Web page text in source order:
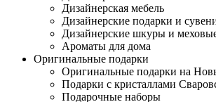
Дизайнерская мебель
Дизайнерские подарки и
Дизайнерские шкуры и
Ароматы для дома
Оригинальные подарки
Оригинальные подарки на
Подарки с кристаллами
Подарочные наборы